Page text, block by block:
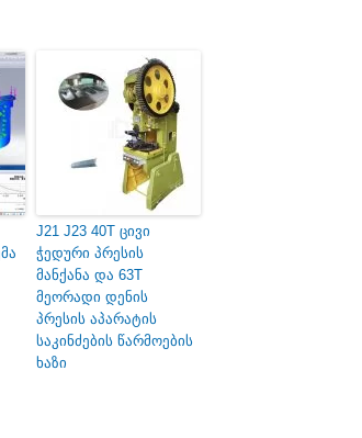
J21 J23 40T ცივი
ჭედური პრესის
მანქანა და 63T
მეორადი დენის
პრესის აპარატის
საკინძების წარმოების
ხაზი